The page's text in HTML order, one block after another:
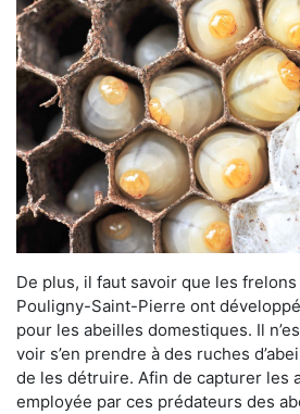
De plus, il faut savoir que les
Pouligny-Saint-Pierre ont
pour les abeilles domestiques. Il
voir s’en prendre à des ruches
de les détruire. Afin de capturer les
employée par ces prédateurs des